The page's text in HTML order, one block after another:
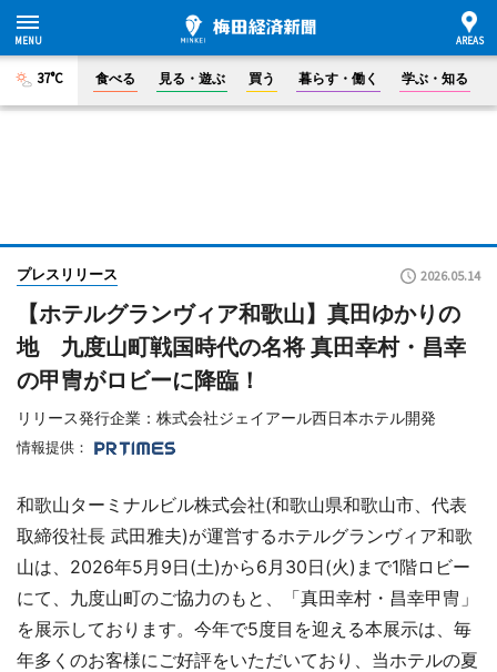
37°C 食べる 見る・遊ぶ 買う 暮らす・働く 学ぶ・知る
プレスリリース 2026.05.14
【ホテルグランヴィア和歌山】真田ゆかりの
地 九度山町戦国時代の名将 真田幸村・昌幸
の甲冑がロビーに降臨！
リリース発行企業：株式会社ジェイアール西日本ホテル開発
情報提供：
和歌山ターミナルビル株式会社(和歌山県和歌山市、代表
取締役社長 武田雅夫)が運営するホテルグランヴィア和歌
山は、2026年5月9日(土)から6月30日(火)まで1階ロビー
にて、九度山町のご協力のもと、「真田幸村・昌幸甲冑」
を展示しております。今年で5度目を迎える本展示は、毎
年多くのお客様にご好評をいただいており、当ホテルの夏